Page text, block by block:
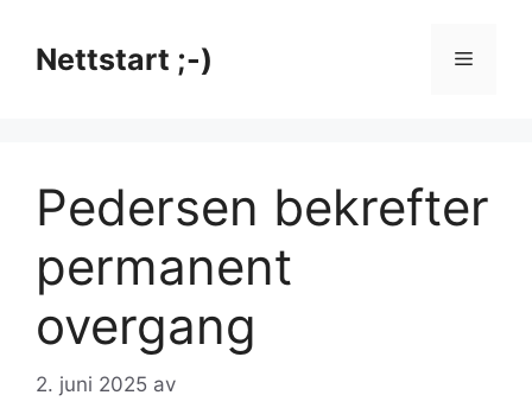
innholdNettstart ;-) Meny
Pedersen bekrefter
permanent
overgang
2. juni 2025 av